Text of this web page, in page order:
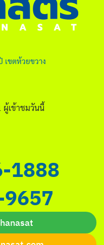
เขตห้วยขวาง
ผู้เข้าชมวันนี้
1888